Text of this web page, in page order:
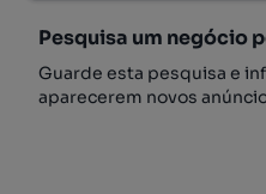
Pesquisa um negócio
Guarde esta pesquisa e
aparecerem novos